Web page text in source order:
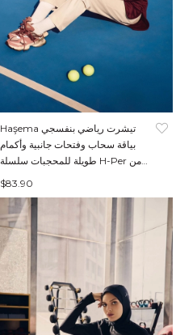
Haşema تيشرت رياضي بنفسجي
بياقة سحاب وفتحات جانبية وأكمام
طويلة للمحجبات سلسلة H-Per من
$83.90